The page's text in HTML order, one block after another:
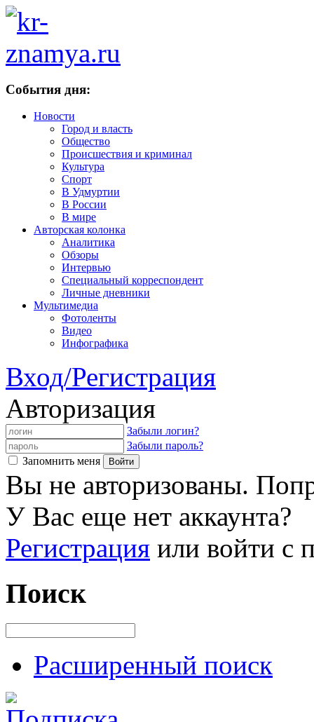
События дня:
Новости
Город и власть
Общество
Происшествия и криминал
Культура
Спорт
В Удмуртии
В России
В мире
Авторская колонка
Аналитика
Обзоры
Интервью
Специальный корреспондент
Личные дневники
Мультимедиа
Фотоленты
Видео
Инфографика
Вход/Регистрация
Авторизация
Забыли логин?
Забыли пароль?
Запомнить меня
Вы не авторизованы.
У Вас еще нет аккаунта?
Регистрация или войти с
Поиск
Расширенный поиск